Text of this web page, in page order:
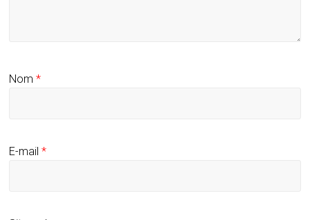
Nom*
E-mail*